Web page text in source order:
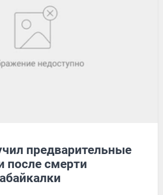
предварительные
после смерти